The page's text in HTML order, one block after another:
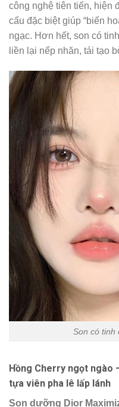
công nghệ tiên tiến, hiện
cấu đặc biệt giúp “biến
ngạc. Hơn hết, son có
liền lại nếp nhăn, tái tạo
Son có tinh
Hồng Cherry ngọt ngào
tựa viên pha lê lấp lánh
Son dưỡng Dior